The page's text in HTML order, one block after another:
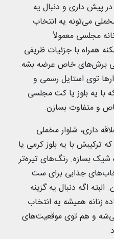
پیش داری و دنبال یه
می‌تونه یه انتخاب
مجلسی معمولاً
همراه با جزئیات ظریفی
برش‌های خاص عرضه بشه.
توی استایل رسمی و
با یه بلوز یا کت مجلسی
و متفاوت بسازن.
داری، شلوار مخملی
ترکیبش با یه بلوز کرمی یا
شیک بسازه. رنگ‌های تیره‌تر
جذابی برای ست
اگه دنبال یه گزینه
زنانه همیشه یه انتخاب
و هم توی موقعیت‌های